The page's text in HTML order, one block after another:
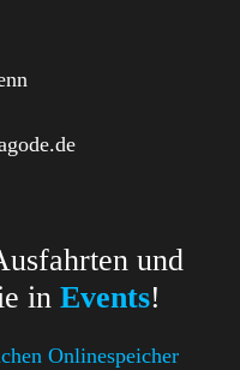
und
in Events!
Onlinespeicher